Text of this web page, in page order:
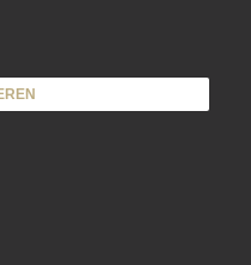
Fenster))